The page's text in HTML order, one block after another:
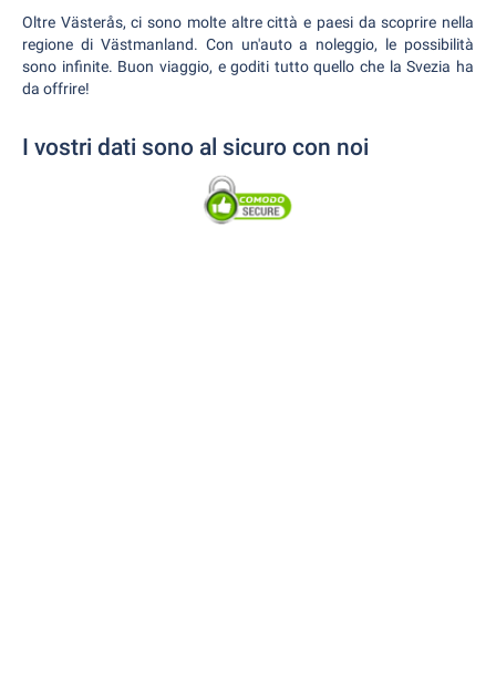
Oltre Västerås, ci sono molte altre città e paesi da scoprire nella
regione di Västmanland. Con un'auto a noleggio, le possibilità
sono infinite. Buon viaggio, e goditi tutto quello che la Svezia ha
da offrire!
I vostri dati sono al sicuro con noi